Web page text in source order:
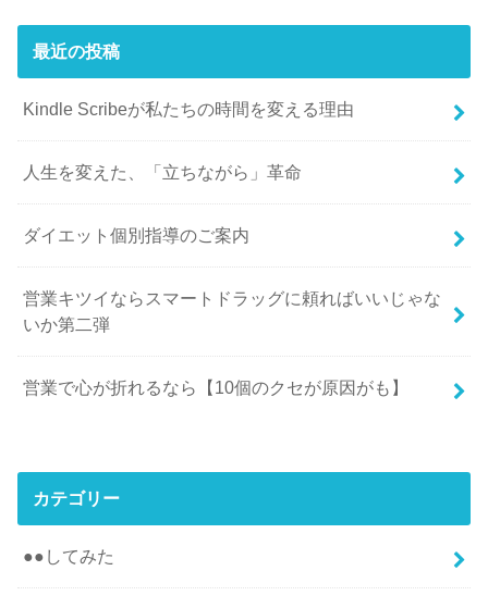
最近の投稿
Kindle Scribeが私たちの時間を変える理由
人生を変えた、「立ちながら」革命
ダイエット個別指導のご案内
営業キツイならスマートドラッグに頼ればいいじゃな
いか第二弾
営業で心が折れるなら【10個のクセが原因がも】
カテゴリー
●●してみた